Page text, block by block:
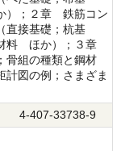
）；２章 鉄筋コン
直接基礎；杭基
料 ほか）；３章
骨組の種類と鋼材
計図の例；さまざま
4-407-33738-9